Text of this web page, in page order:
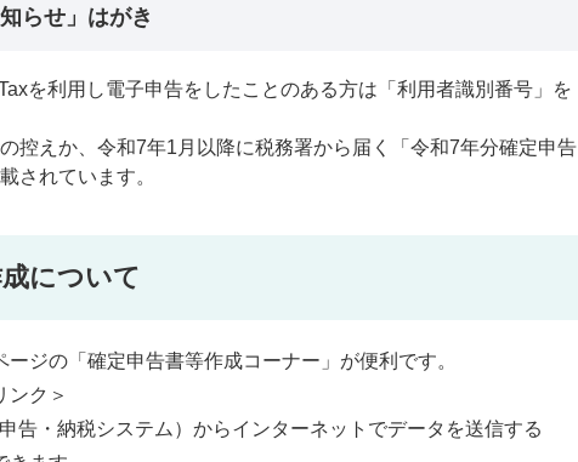
らせ」はがき
を利用し電子申告をしたことのある方は「利用者識別番号」を
控えか、令和7年1月以降に税務署から届く「令和7年分確定申告
されています。
について
ジの「確定申告書等作成コーナー」が便利です。
ンク＞
告・納税システム）からインターネットでデータを送信する